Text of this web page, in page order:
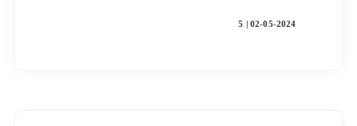
5 | 02-05-2024